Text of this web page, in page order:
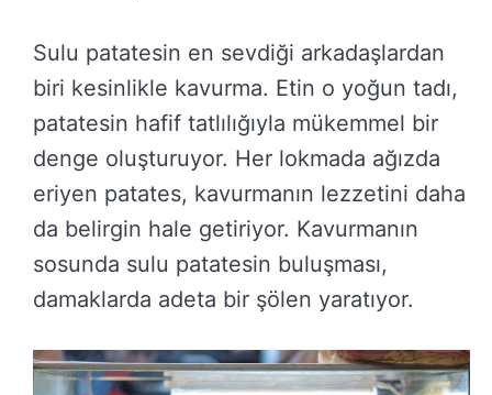
Sulu patatesin en sevdiği arkadaşlardan
biri kesinlikle kavurma. Etin o yoğun tadı,
patatesin hafif tatlılığıyla mükemmel bir
denge oluşturuyor. Her lokmada ağızda
eriyen patates, kavurmanın lezzetini daha
da belirgin hale getiriyor. Kavurmanın
sosunda sulu patatesin buluşması,
damaklarda adeta bir şölen yaratıyor.